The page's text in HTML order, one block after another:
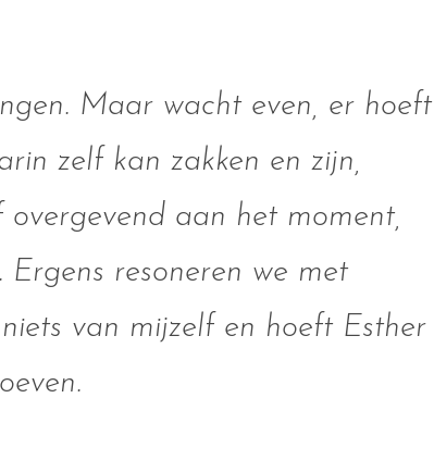
Maar wacht even, er hoeft
zelf kan zakken en zijn,
aan het moment,
resoneren we met
van mijzelf en hoeft Esther